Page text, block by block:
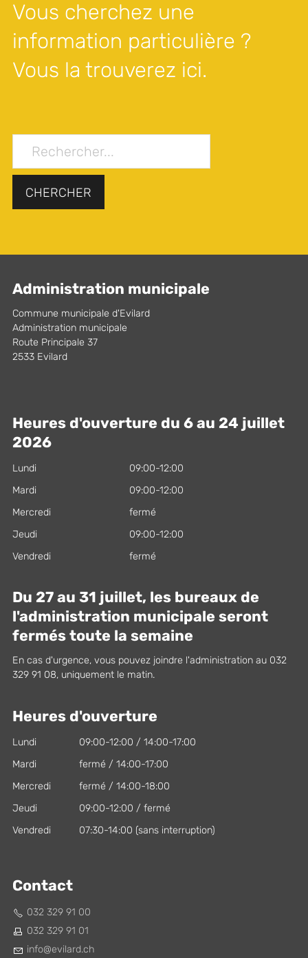
Vous cherchez une
information particulière ?
Vous la trouverez ici.
CHERCHER
Administration municipale
Commune municipale d'Evilard
Administration municipale
Route Principale 37
2533 Evilard
Heures d'ouverture du 6 au 24 juillet
2026
Lundi
09:00-12:00
Mardi
09:00-12:00
Mercredi
fermé
Jeudi
09:00-12:00
Vendredi
fermé
Du 27 au 31 juillet, les bureaux de
l'administration municipale seront
fermés toute la semaine
En cas d'urgence, vous pouvez joindre l'administration au 032
329 91 08, uniquement le matin.
Heures d'ouverture
Lundi
09:00-12:00 / 14:00-17:00
Mardi
fermé / 14:00-17:00
Mercredi
fermé / 14:00-18:00
Jeudi
09:00-12:00 / fermé
Vendredi
07:30-14:00 (sans interruption)
Contact
032 329 91 00
032 329 91 01
nf
v l rd ch